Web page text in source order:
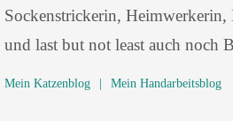
Sockenstrickerin,
und last but not least auch noch
Mein Katzenblog Mein Handarbeitsblog